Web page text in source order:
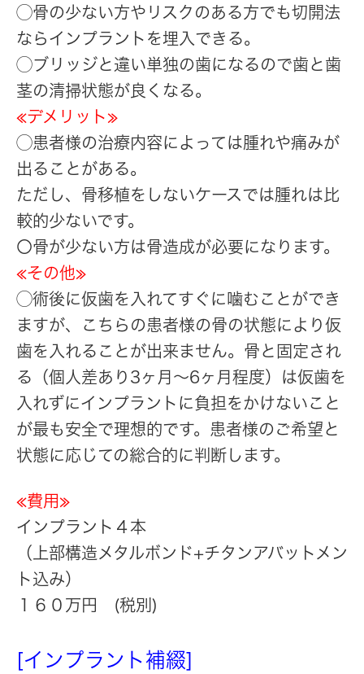
◯骨の少ない方やリスクのある方でも切開法
ならインプラントを埋入できる。
◯ブリッジと違い単独の歯になるので歯と歯
茎の清掃状態が良くなる。
≪デメリット≫
◯患者様の治療内容によっては腫れや痛みが
出ることがある。
ただし、骨移植をしないケースでは腫れは比
較的少ないです。
〇骨が少ない方は骨造成が必要になります。
≪その他≫
◯術後に仮歯を入れてすぐに噛むことができ
ますが、こちらの患者様の骨の状態により仮
歯を入れることが出来ません。骨と固定され
る（個人差あり3ヶ月〜6ヶ月程度）は仮歯を
入れずにインプラントに負担をかけないこと
が最も安全で理想的です。患者様のご希望と
状態に応じての総合的に判断します。
≪費用≫
インプラント４本
（上部構造メタルボンド+チタンアバットメン
ト込み）
１６０万円 (税別)
[インプラント補綴]